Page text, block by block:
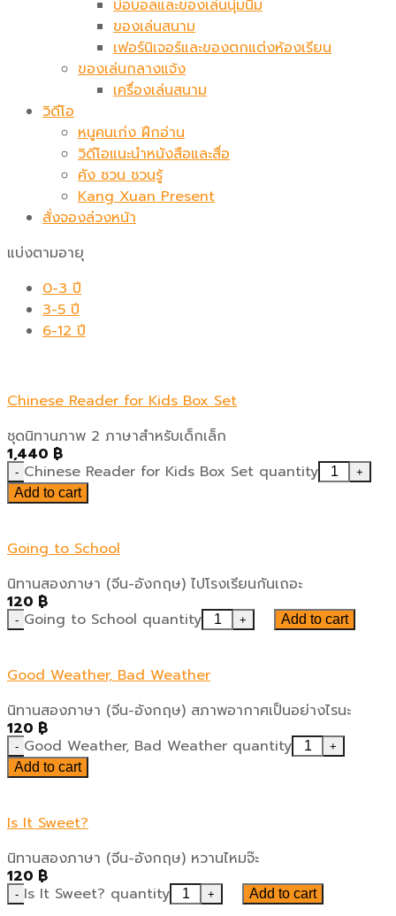
บ่อบอลและของเล่นนุ่มนิ่ม
ของเล่นสนาม
เฟอร์นิเจอร์และของตกแต่งห้องเรียน
ของเล่นกลางแจ้ง
เครื่องเล่นสนาม
วิดีโอ
หนูคนเก่ง ฝึกอ่าน
วิดีโอแนะนำหนังสือและสื่อ
คัง ซวน ชวนรู้
Kang Xuan Present
สั่งจองล่วงหน้า
แบ่งตามอายุ
0-3 ปี
3-5 ปี
6-12 ปี
Chinese Reader for Kids Box Set
ชุดนิทานภาพ 2 ภาษาสำหรับเด็กเล็ก
1,440 ฿
Chinese Reader for Kids Box Set quantity
Add to cart
Going to School
นิทานสองภาษา (จีน-อังกฤษ) ไปโรงเรียนกันเถอะ
120 ฿
Going to School quantity
Add to cart
Good Weather, Bad Weather
นิทานสองภาษา (จีน-อังกฤษ) สภาพอากาศเป็นอย่างไรนะ
120 ฿
Good Weather, Bad Weather quantity
Add to cart
Is It Sweet?
นิทานสองภาษา (จีน-อังกฤษ) หวานไหมจ๊ะ
120 ฿
Is It Sweet? quantity
Add to cart